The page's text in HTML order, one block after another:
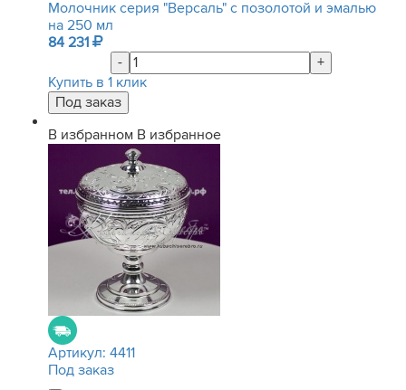
Молочник серия "Версаль" с позолотой и эмалью
на 250 мл
84 231
-
+
Купить в 1 клик
В избранном В избранное
Артикул: 4411
Под заказ